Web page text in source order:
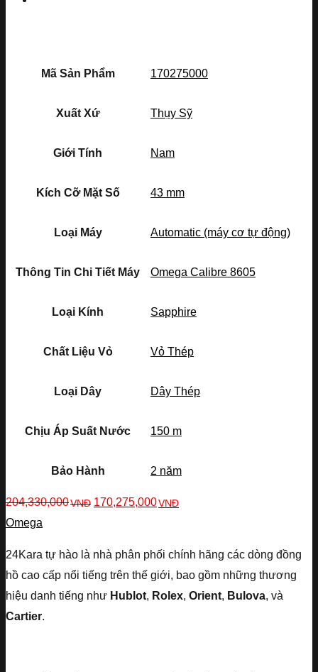
Mã Sản Phẩm 170275000
Xuất Xứ Thụy Sỹ
Giới Tính Nam
Kích Cỡ Mặt Số 43 mm
Loại Máy Automatic (máy cơ tự động)
Thông Tin Chi Tiết Máy Omega Calibre 8605
Loại Kính Sapphire
Chất Liệu Vỏ Vỏ Thép
Loại Dây Dây Thép
Chịu Áp Suất Nước 150 m
Bảo Hành 2 năm
204,330,000VNĐ 170,275,000VNĐ
Omega
24Kara tự hào là nhà phân phối chính hãng các dòng đồng
hồ cao cấp nổi tiếng trên thế giới, bao gồm những thương
hiệu danh tiếng như Hublot, Rolex, Orient, Bulova, và
Cartier.